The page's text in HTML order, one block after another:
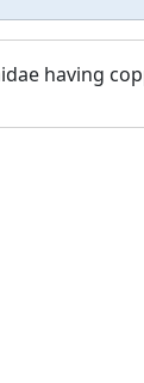
having